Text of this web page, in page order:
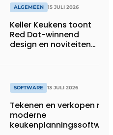
huishoudens, wat
wassen van 22.023.110
voetbalshirts
ALGEMEEN 15 JULI 2026
Keller Keukens toont
Red Dot-winnend
design en noviteiten
SOFTWARE 13 JULI 2026
Tekenen en verkopen met
moderne
keukenplanningssoftware